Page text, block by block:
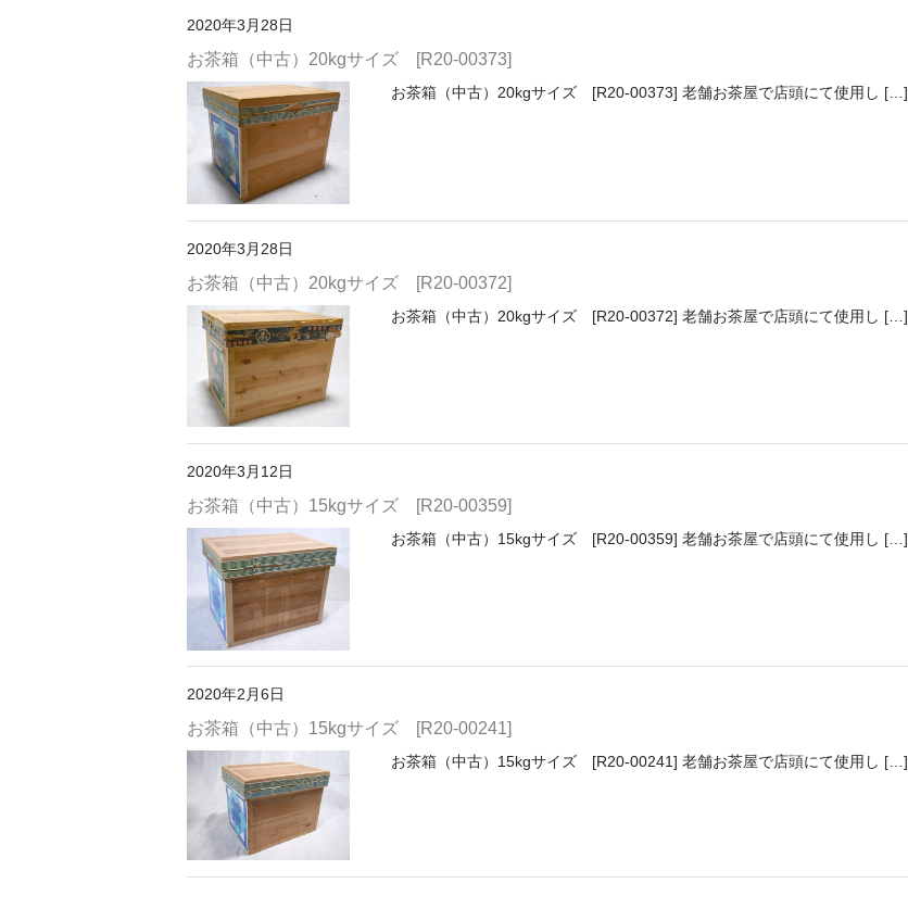
2020年3月28日
お茶箱（中古）20kgサイズ [R20-00373]
お茶箱（中古）20kgサイズ [R20-00373] 老舗お茶屋で店頭にて使用し […]
2020年3月28日
お茶箱（中古）20kgサイズ [R20-00372]
お茶箱（中古）20kgサイズ [R20-00372] 老舗お茶屋で店頭にて使用し […]
2020年3月12日
お茶箱（中古）15kgサイズ [R20-00359]
お茶箱（中古）15kgサイズ [R20-00359] 老舗お茶屋で店頭にて使用し […]
2020年2月6日
お茶箱（中古）15kgサイズ [R20-00241]
お茶箱（中古）15kgサイズ [R20-00241] 老舗お茶屋で店頭にて使用し […]